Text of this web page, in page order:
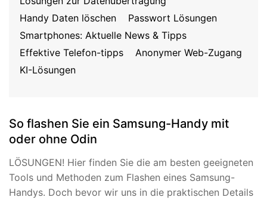
Suchen
Handy Daten löschen
Passwort Lösungen
Smartphones: Aktuelle News & Tipps
Effektive Telefon-tipps
Anonymer Web-Zugang
KI-Lösungen
So flashen Sie ein Samsung-Handy mit
oder ohne Odin
LÖSUNGEN! Hier finden Sie die am besten geeigneten
Tools und Methoden zum Flashen eines Samsung-
Handys. Doch bevor wir uns in die praktischen Details